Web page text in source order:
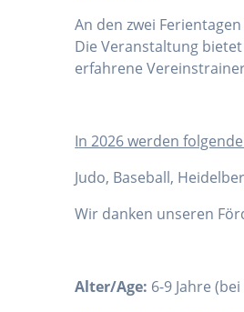
An den zwei
Die Veranstaltung
erfahrene
In 2026 werden
Judo, Baseball,
Wir danken unseren
Alter/Age: 6-9 Jahre